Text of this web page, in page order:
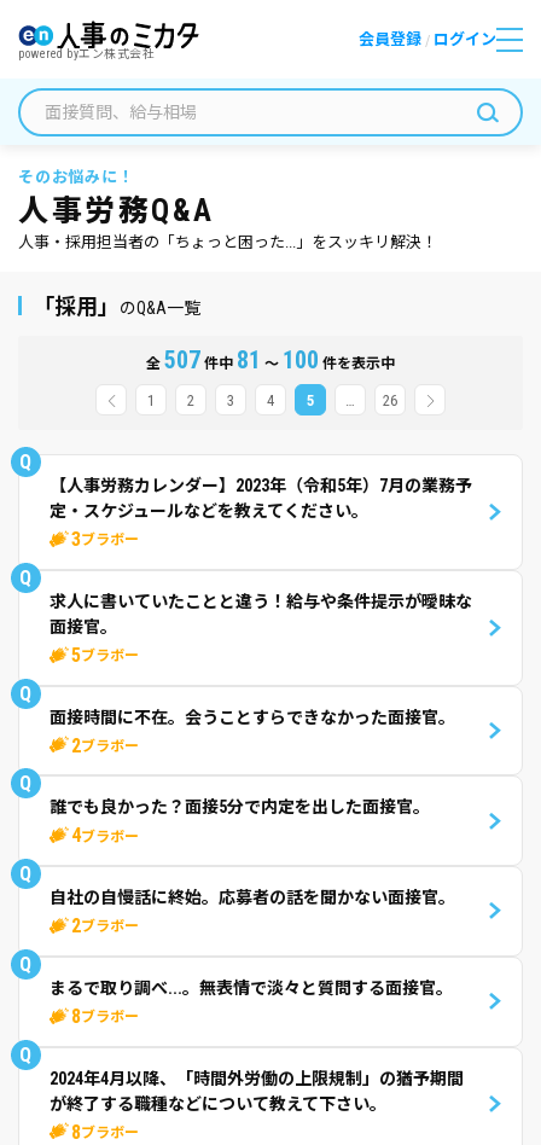
powered byエン株式会社
会員登録 / ログイン
そのお悩みに！
人事労務Q&A
人事・採用担当者の「ちょっと困った...」をスッキリ解決！
「採用」 のQ&A一覧
全 507 件中 81 ～ 100 件を表示中
1 2 3 4 5 … 26
Q
【人事労務カレンダー】2023年（令和5年）7月の業務予
定・スケジュールなどを教えてください。
3ブラボー
Q
求人に書いていたことと違う！給与や条件提示が曖昧な
面接官。
5ブラボー
Q
面接時間に不在。会うことすらできなかった面接官。
2ブラボー
Q
誰でも良かった？面接5分で内定を出した面接官。
4ブラボー
Q
自社の自慢話に終始。応募者の話を聞かない面接官。
2ブラボー
Q
まるで取り調べ...。無表情で淡々と質問する面接官。
8ブラボー
Q
2024年4月以降、「時間外労働の上限規制」の猶予期間
が終了する職種などについて教えて下さい。
8ブラボー